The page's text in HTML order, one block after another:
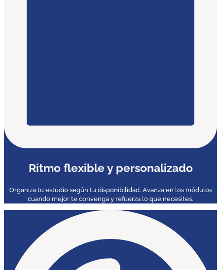
Ritmo flexible y personalizado
Organiza tu estudio según tu disponibilidad. Avanza en los módulos
cuando mejor te convenga y refuerza lo que necesites.